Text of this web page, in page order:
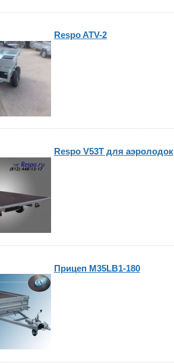
Respo ATV-2
Respo V53T для аэролодок
Прицеп M35LB1-180